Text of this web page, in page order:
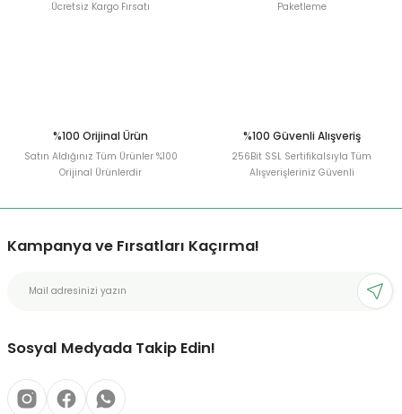
Ücretsiz Kargo Fırsatı
Paketleme
%100 Orijinal Ürün
Satın Aldığınız Tüm Ürünler %100
Orijinal Ürünlerdir
%100 Güvenli Alışveriş
256Bit SSL Sertifikalsıyla Tüm
Alışverişleriniz Güvenli
Kampanya ve Fırsatları Kaçırma!
Sosyal Medyada Takip Edin!